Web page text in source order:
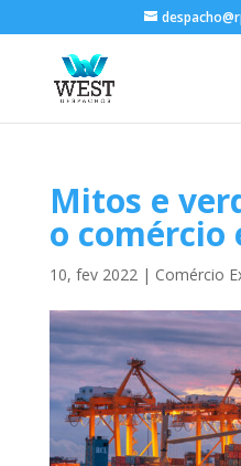
Mitos e
o
10, fev 2022| Comércio